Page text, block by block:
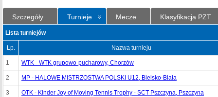
Szczegóły Turnieje Mecze Klasyfikacja PZT
Lista turniejów
Lp. Nazwa turnieju
1 WTK - WTK grupowo-pucharowy, Chorzów
2 MP - HALOWE MISTRZOSTWA POLSKI U12, Bielsko-Biała
3 OTK - Kinder Joy of Moving Tennis Trophy - SCT Pszczyna, Pszczyna